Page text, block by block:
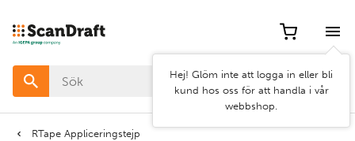
Hej! Glöm inte att logga in eller bli
kund hos oss för att handla i vår
webbshop.
RTape Appliceringstejp
Filter
Färg